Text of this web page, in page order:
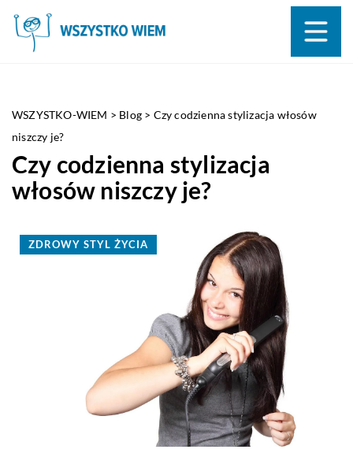
WSZYSTKO-WIEM > Blog > Czy codzienna stylizacja włosów
niszczy je?
Czy codzienna stylizacja
włosów niszczy je?
ZDROWY STYL ŻYCIA